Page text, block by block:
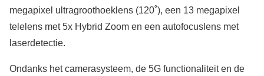
megapixel ultragroothoeklens (120˚), een 13 megapixel
telelens met 5x Hybrid Zoom en een autofocuslens met
laserdetectie.
Ondanks het camerasysteem, de 5G functionaliteit en de